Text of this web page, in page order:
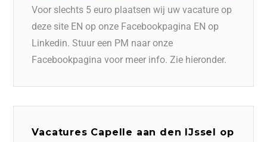
Voor slechts 5 euro plaatsen wij uw vacature op
deze site EN op onze Facebookpagina EN op
Linkedin. Stuur een PM naar onze
Facebookpagina voor meer info. Zie hieronder.
Vacatures Capelle aan den IJssel op